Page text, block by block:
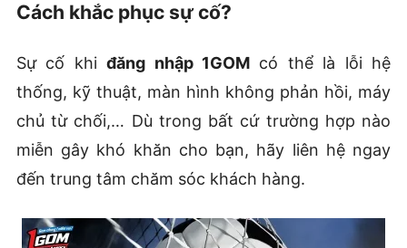
Cách khắc phục sự cố?
Sự cố khiđăng nhập 1GOM có thể là lỗi hệ
thống, kỹ thuật, màn hình không phản hồi, máy
chủ từ chối,… Dù trong bất cứ trường hợp nào
miễn gây khó khăn cho bạn, hãy liên hệ ngay
đến trung tâm chăm sóc khách hàng.